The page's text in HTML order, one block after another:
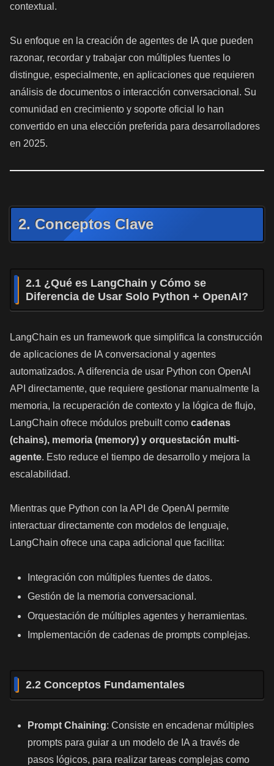
contextual.
Su enfoque en la creación de agentes de IA que pueden
razonar, recordar y trabajar con múltiples fuentes lo
distingue, especialmente, en aplicaciones que requieren
análisis de documentos o interacción conversacional. Su
comunidad en crecimiento y soporte oficial lo han
convertido en una elección preferida para desarrolladores
en 2025.
2. Conceptos Clave
2.1 ¿Qué es LangChain y Cómo se
Diferencia de Usar Solo Python + OpenAI?
LangChain es un framework que simplifica la construcción
de aplicaciones de IA conversacional y agentes
automatizados. A diferencia de usar Python con OpenAI
API directamente, que requiere gestionar manualmente la
memoria, la recuperación de contexto y la lógica de flujo,
LangChain ofrece módulos prebuilt como cadenas
(chains), memoria (memory) y orquestación multi-
agente. Esto reduce el tiempo de desarrollo y mejora la
escalabilidad.
Mientras que Python con la API de OpenAI permite
interactuar directamente con modelos de lenguaje,
LangChain ofrece una capa adicional que facilita:
Integración con múltiples fuentes de datos.
Gestión de la memoria conversacional.
Orquestación de múltiples agentes y herramientas.
Implementación de cadenas de prompts complejas.
2.2 Conceptos Fundamentales
Prompt Chaining: Consiste en encadenar múltiples
prompts para guiar a un modelo de IA a través de
pasos lógicos, para realizar tareas complejas como